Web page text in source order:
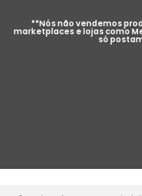
**Nós não vendemos
marketplaces e lojas como
só